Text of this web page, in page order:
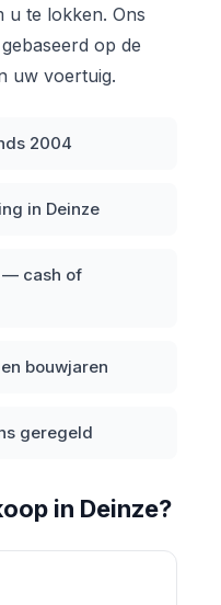
u te lokken. Ons
op de
uw voertuig.
2004
in Deinze
— cash of
bouwjaren
geregeld
in Deinze?